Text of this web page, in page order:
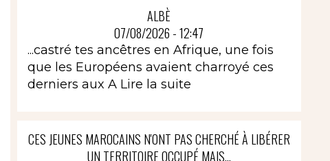
ALBÈ
07/08/2026 - 12:47
...castré tes ancêtres en Afrique, une fois
que les Européens avaient charroyé ces
derniers aux A Lire la suite
CES JEUNES MAROCAINS N'ONT PAS CHERCHÉ À LIBÉRER
UN TERRITOIRE OCCUPÉ MAIS...